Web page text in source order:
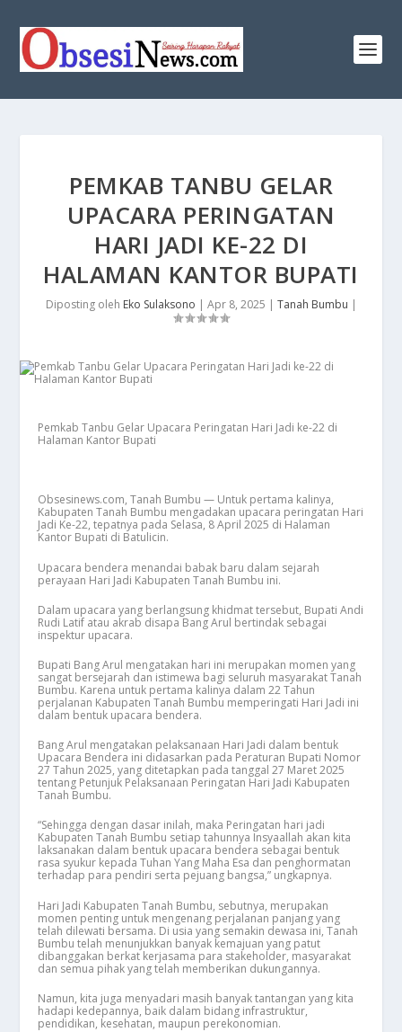
PEMKAB TANBU GELAR
UPACARA PERINGATAN
HARI JADI KE-22 DI
HALAMAN KANTOR BUPATI
Diposting oleh Eko Sulaksono | Apr 8, 2025 | Tanah Bumbu |
Pemkab Tanbu Gelar Upacara Peringatan Hari Jadi ke-22 di
Halaman Kantor Bupati
Obsesinews.com, Tanah Bumbu — Untuk pertama kalinya,
Kabupaten Tanah Bumbu mengadakan upacara peringatan Hari
Jadi Ke-22, tepatnya pada Selasa, 8 April 2025 di Halaman
Kantor Bupati di Batulicin.
Upacara bendera menandai babak baru dalam sejarah
perayaan Hari Jadi Kabupaten Tanah Bumbu ini.
Dalam upacara yang berlangsung khidmat tersebut, Bupati Andi
Rudi Latif atau akrab disapa Bang Arul bertindak sebagai
inspektur upacara.
Bupati Bang Arul mengatakan hari ini merupakan momen yang
sangat bersejarah dan istimewa bagi seluruh masyarakat Tanah
Bumbu. Karena untuk pertama kalinya dalam 22 Tahun
perjalanan Kabupaten Tanah Bumbu memperingati Hari Jadi ini
dalam bentuk upacara bendera.
Bang Arul mengatakan pelaksanaan Hari Jadi dalam bentuk
Upacara Bendera ini didasarkan pada Peraturan Bupati Nomor
27 Tahun 2025, yang ditetapkan pada tanggal 27 Maret 2025
tentang Petunjuk Pelaksanaan Peringatan Hari Jadi Kabupaten
Tanah Bumbu.
“Sehingga dengan dasar inilah, maka Peringatan hari jadi
Kabupaten Tanah Bumbu setiap tahunnya Insyaallah akan kita
laksanakan dalam bentuk upacara bendera sebagai bentuk
rasa syukur kepada Tuhan Yang Maha Esa dan penghormatan
terhadap para pendiri serta pejuang bangsa,” ungkapnya.
Hari Jadi Kabupaten Tanah Bumbu, sebutnya, merupakan
momen penting untuk mengenang perjalanan panjang yang
telah dilewati bersama. Di usia yang semakin dewasa ini, Tanah
Bumbu telah menunjukkan banyak kemajuan yang patut
dibanggakan berkat kerjasama para stakeholder, masyarakat
dan semua pihak yang telah memberikan dukungannya.
Namun, kita juga menyadari masih banyak tantangan yang kita
hadapi kedepannya, baik dalam bidang infrastruktur,
pendidikan, kesehatan, maupun perekonomian.